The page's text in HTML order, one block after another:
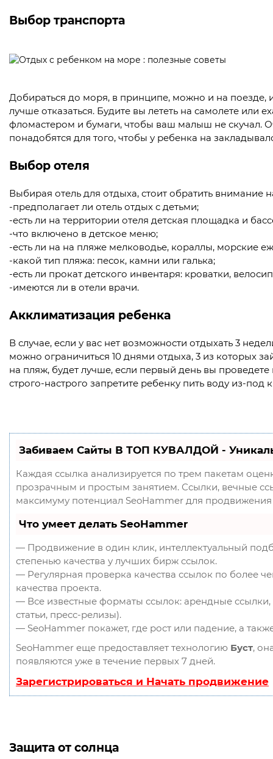
Выбор транспорта
Добираться до моря, в принципе, можно и на поезде,
лучше отказаться. Будите вы лететь на самолете или
фломастером и бумаги, чтобы ваш малыш не скучал.
понадобятся для того, чтобы у ребенка на
Выбор отеля
Выбирая отель для отдыха, стоит обратить внимание
-предполагает ли отель отдых с детьми;
-есть ли на территории отеля детская площадка и
-что включено в детское меню;
-есть ли на на пляже мелководье, кораллы, морские
-какой тип пляжа: песок, камни или галька;
-есть ли прокат детского инвентаря: кроватки,
-имеются ли в отели врачи.
Акклиматизация ребенка
В случае, если у вас нет возможности отдыхать 3
можно ограничиться 10 днями отдыха, 3 из которых
на пляж, будет лучше, если первый день вы проведете
строго-настрого запретите ребенку пить воду из-под
Забиваем Сайты В ТОП КУВАЛДОЙ -
Каждая ссылка анализируется по трем пакетам
прозрачным и простым занятием. Ссылки, вечные
максимуму потенциал SeoHammer для продвижения
Что умеет делать SeoHammer
— Продвижение в один клик, интеллектуальный
степенью качества у лучших бирж ссылок.
— Регулярная проверка качества ссылок по более
качества проекта.
— Все известные форматы ссылок: арендные
статьи, пресс-релизы).
— SeoHammer покажет, где рост или падение, а
SeoHammer еще предоставляет технологию Буст,
появляются уже в течение первых 7 дней.
Зарегистрироваться и Начать продвижение
Защита от солнца